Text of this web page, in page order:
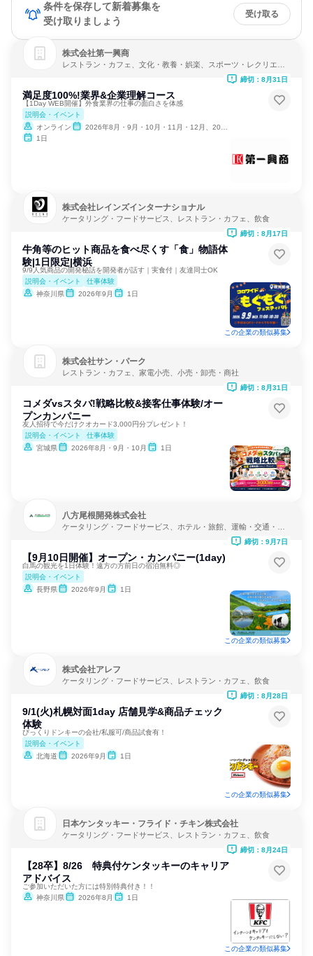
条件を保存して新着募集を
受け取りましょう
受け取る
株式会社第一興商
レストラン・カフェ、文化・教養・娯楽、スポーツ・レクリエー
満足度100%!業界&企業理解コース
【1Day WEB開催】外食業界の仕事の面白さを体感
説明会・イベント
オンライン
2026年8月・9月・10月・11月・12月、2027年1月・2月
1日
締切：8月31日
株式会社レインズインターナショナル
ケータリング・フードサービス、レストラン・カフェ、飲食
牛角等のヒット商品を食べ尽くす「食」物語体
験|1日限定|横浜
9/9人気商品の開発秘話を開発者が話す｜実食付｜友達同士OK
説明会・イベント
仕事体験
神奈川県
2026年9月 1日
締切：8月17日
この企業の類似募集
株式会社サン・パーク
レストラン・カフェ、家電小売、小売・卸売・商社
コメダvsスタバ!戦略比較&接客仕事体験/オー
プンカンパニー
友人招待で今だけクオカード3,000円分プレゼント！
説明会・イベント
仕事体験
宮城県
2026年8月・9月・10月 1日
締切：8月31日
八方尾根開発株式会社
ケータリング・フードサービス、ホテル・旅館、運輸・交通・物
【9月10日開催】オープン・カンパニー(1day)
白馬の観光を1日体験！遠方の方前日の宿泊無料◎
説明会・イベント
長野県
2026年9月 1日
締切：9月7日
この企業の類似募集
株式会社アレフ
ケータリング・フードサービス、レストラン・カフェ、飲食
9/1(火)札幌対面1day 店舗見学&商品チェック
体験
びっくりドンキーの会社/私服可/商品試食有！
説明会・イベント
北海道
2026年9月 1日
締切：8月28日
この企業の類似募集
日本ケンタッキー・フライド・チキン株式会社
ケータリング・フードサービス、レストラン・カフェ、飲食
【28卒】8/26 特典付ケンタッキーのキャリア
アドバイス
ご参加いただいた方には特別特典付き！！
神奈川県
2026年8月 1日
締切：8月24日
この企業の類似募集